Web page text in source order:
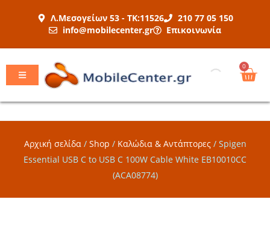
Λ.Μεσογείων 53 - ΤΚ:11526
210 77 05 150
info@mobilecenter.gr
Επικοινωνία
0
Αρχική σελίδα / Shop / Καλώδια & Αντάπτορες/ Spigen
Essential USB C to USB C 100W Cable White EB10010CC
(ACA08774)